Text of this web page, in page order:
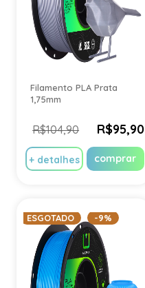
Filamento PLA Prata
1,75mm
R$104,90 R$95,90
+ detalhes comprar
ESGOTADO -9%